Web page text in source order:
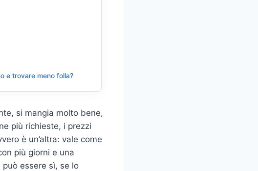
e trovare meno folla?
si mangia molto bene,
più richieste, i prezzi
è un’altra: vale come
più giorni e una
essere sì, se lo